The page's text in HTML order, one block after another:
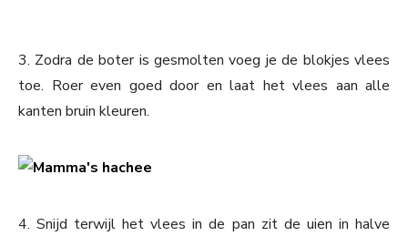
3. Zodra de boter is gesmolten voeg je de blokjes vlees
toe. Roer even goed door en laat het vlees aan alle
kanten bruin kleuren.
4. Snijd terwijl het vlees in de pan zit de uien in halve